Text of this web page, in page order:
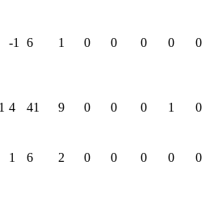
-1 6 1 0 0 0 0
0
4 41 9 0 0 0 1
0
1 6 2 0 0 0 0
0